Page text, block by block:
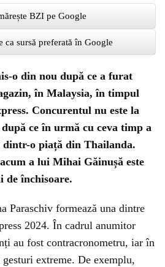
BZI pe Google
ca sursă preferată în Google
o din nou după ce a furat
în Malaysia, în timpul
Concurentul nu este la
ce în urmă cu ceva timp a
o piață din Thailanda.
a lui Mihai Găinușă este
de închisoare.
Paraschiv formează una dintre
2024. În cadrul anumitor
au fost contracronometru, iar în
extreme. De exemplu,